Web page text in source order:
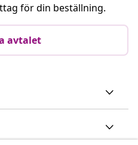
för din beställning.
avtalet